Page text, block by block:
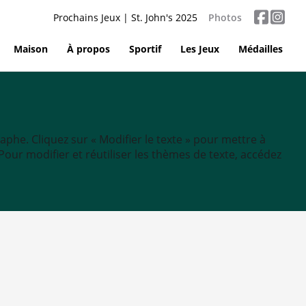
Prochains Jeux | St. John's 2025 Photos
Maison À propos Sportif Les Jeux Médailles
Cliquez sur « Modifier le texte » pour mettre à
modifier et réutiliser les thèmes de texte, accédez